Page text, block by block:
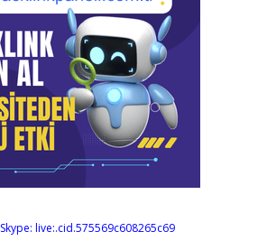
Skype: live:.cid.575569c608265c69